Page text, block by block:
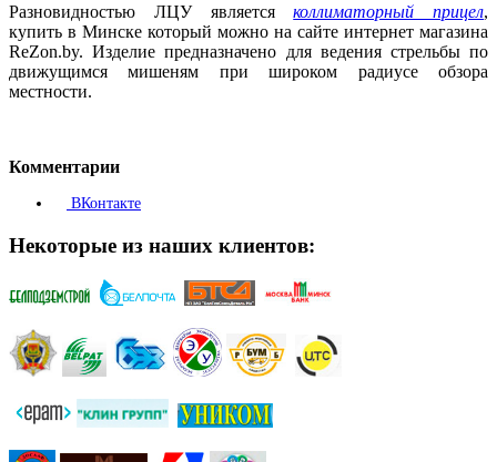
Разновидностью ЛЦУ являетсяколлиматорный прицел,
купить в Минске который можно на сайте интернет магазина
ReZon.by. Изделие предназначено для ведения стрельбы по
движущимся мишеням при широком радиусе обзора
местности.
Комментарии
ВКонтакте
Некоторые из наших клиентов: